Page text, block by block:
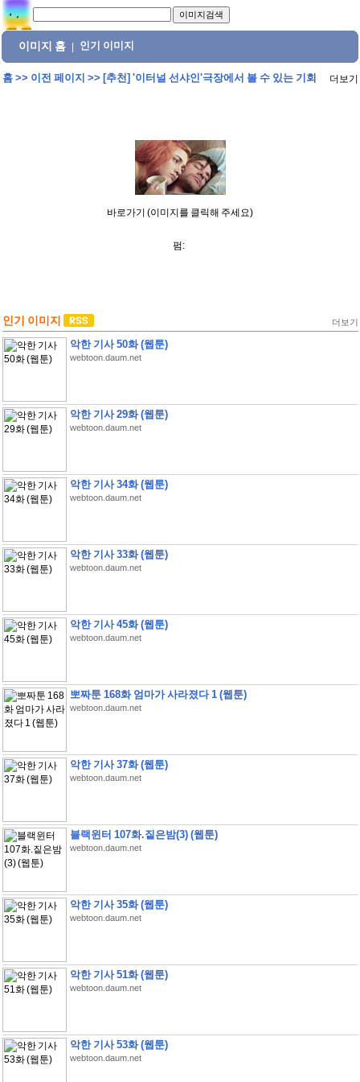
이미지 홈 인기 이미지
홈>> 이전 페이지 >> [추천] '이터널 선샤인'극장에서 볼 수 있는 기회 더보기
바로가기 (이미지를 클릭해 주세요)
펌:
인기 이미지 더보기
악한 기사 50화 (웹툰)
webtoon.daum.net
악한 기사 29화 (웹툰)
webtoon.daum.net
악한 기사 34화 (웹툰)
webtoon.daum.net
악한 기사 33화 (웹툰)
webtoon.daum.net
악한 기사 45화 (웹툰)
webtoon.daum.net
뽀짜툰 168화 엄마가 사라졌다 1 (웹툰)
webtoon.daum.net
악한 기사 37화 (웹툰)
webtoon.daum.net
블랙윈터 107화.짙은밤(3) (웹툰)
webtoon.daum.net
악한 기사 35화 (웹툰)
webtoon.daum.net
악한 기사 51화 (웹툰)
webtoon.daum.net
악한 기사 53화 (웹툰)
webtoon.daum.net